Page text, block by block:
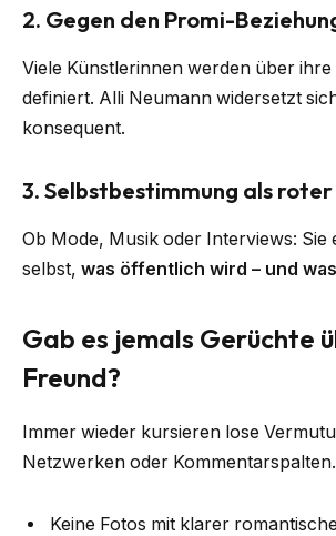
2. Gegen den Promi-
Viele Künstlerinnen werden über
definiert. Alli Neumann widersetzt
konsequent.
3. Selbstbestimmung als
Ob Mode, Musik oder Interviews: Sie
selbst, was öffentlich wird – und
Gab es jemals Gerüchte
Freund?
Immer wieder kursieren lose
Netzwerken oder
Keine Fotos mit klarer